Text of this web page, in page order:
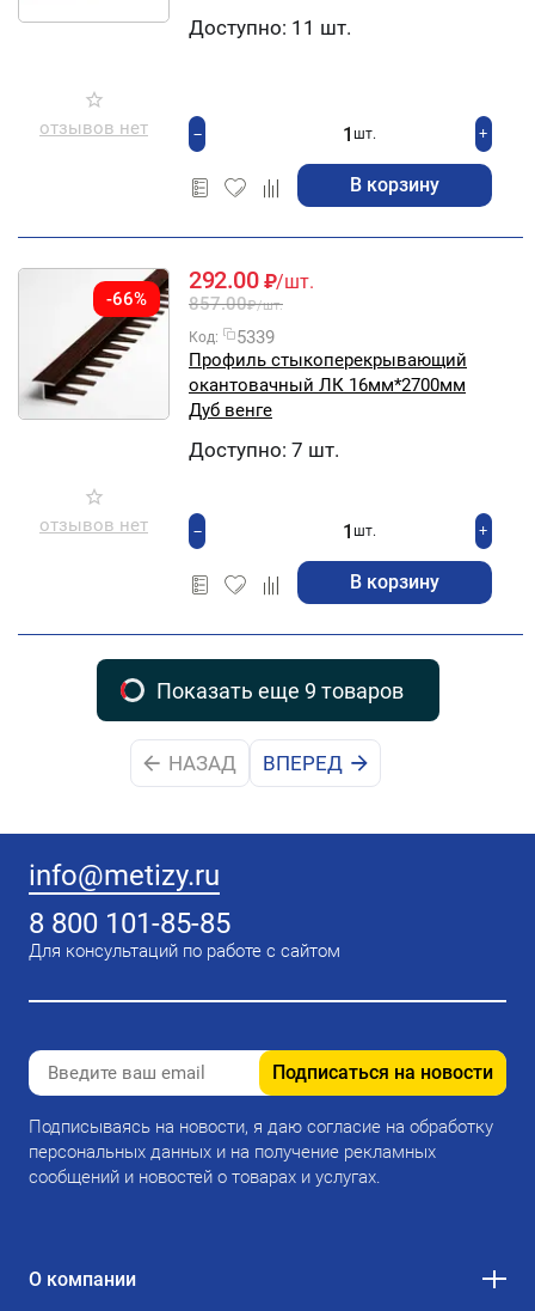
отзывов нет
Доступно: 11 шт.
+
шт.
−
В корзину
-66%
отзывов нет
292.00 ₽/шт.
857.00₽/шт.
Код:
5339
Профиль стыкоперекрывающий
окантовачный ЛК 16мм*2700мм
Дуб венге
Доступно: 7 шт.
+
шт.
−
В корзину
Показать еще 9 товаров
НАЗАД ВПЕРЕД
info@metizy.ru
8 800 101-85-85
Для консультаций по работе с сайтом
Подписаться на новости
Подписываясь на новости, я даю согласие на обработку
персональных данных и на получение рекламных
сообщений и новостей о товарах и услугах.
О компании